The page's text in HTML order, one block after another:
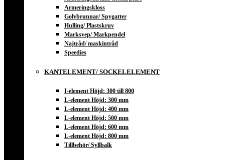
Armeringskloss
Golvbrunnar/ Spygatter
Hulling/ Plastskruv
Marksvep/ Markpendel
Najtråd/ maskintråd
Speedies
KANTELEMENT/ SOCKELELEMENT
I-element Höjd: 300 till 800
L-element Höjd: 300 mm
L-element Höjd: 400 mm
L-element Höjd: 500 mm
L-element Höjd: 600 mm
L-element Höjd: 800 mm
Tillbehör/ Syllbalk